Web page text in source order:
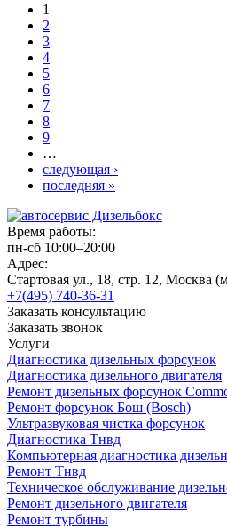
1
2
3
4
5
6
7
8
9
…
следующая ›
последняя »
Время работы:
пн-сб 10:00–20:00
Адрес:
Стартовая ул., 18, стр. 12, Москва
+7(495) 740-36-31
Заказать консультацию
Заказать звонок
Услуги
Диагностика дизельных форсунок
Диагностика дизельного двигателя
Ремонт дизельных форсунок
Ремонт форсунок Бош (Bosch)
Ультразвуковая чистка форсунок
Диагностика Тнвд
Компьютерная диагностика
Ремонт Тнвд
Техническое обслуживание
Ремонт дизельного двигателя
Ремонт турбины